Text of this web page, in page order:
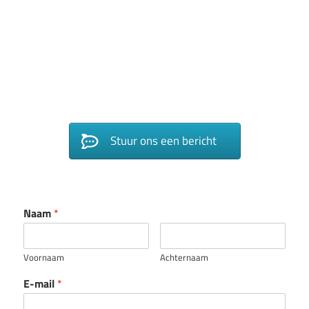
Stuur ons een bericht
Naam *
Voornaam Achternaam
E-mail *